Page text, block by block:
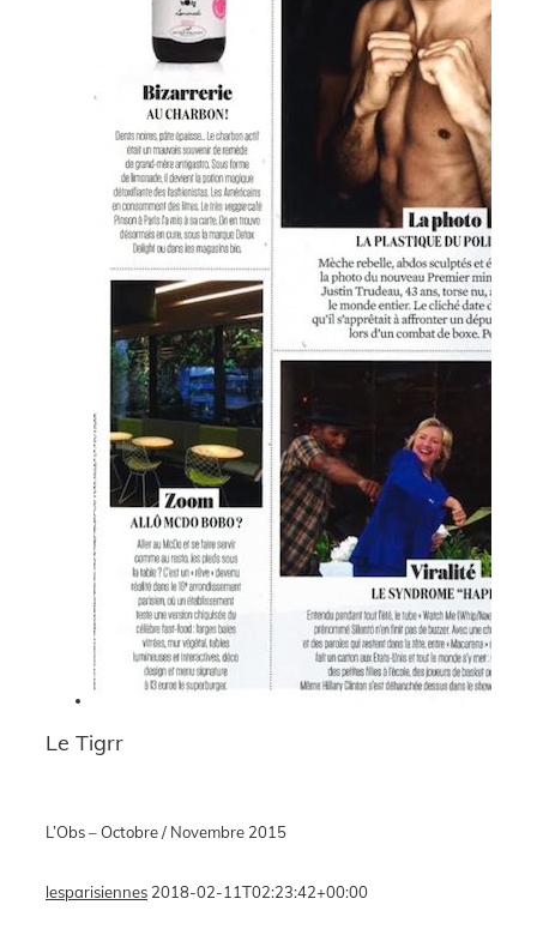
Le Tigrr
L’Obs – Octobre / Novembre 2015
lesparisiennes 2018-02-11T02:23:42+00:00